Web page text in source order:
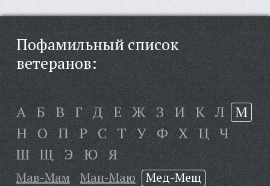
Пофамильный список
ветеранов:
А Б В Г Д Е Ж З И К Л М
Н О П Р С Т У Ф Х Ц Ч
Ш Щ Э Ю Я
Мав-Мам Ман-Маю
Мед-Мещ